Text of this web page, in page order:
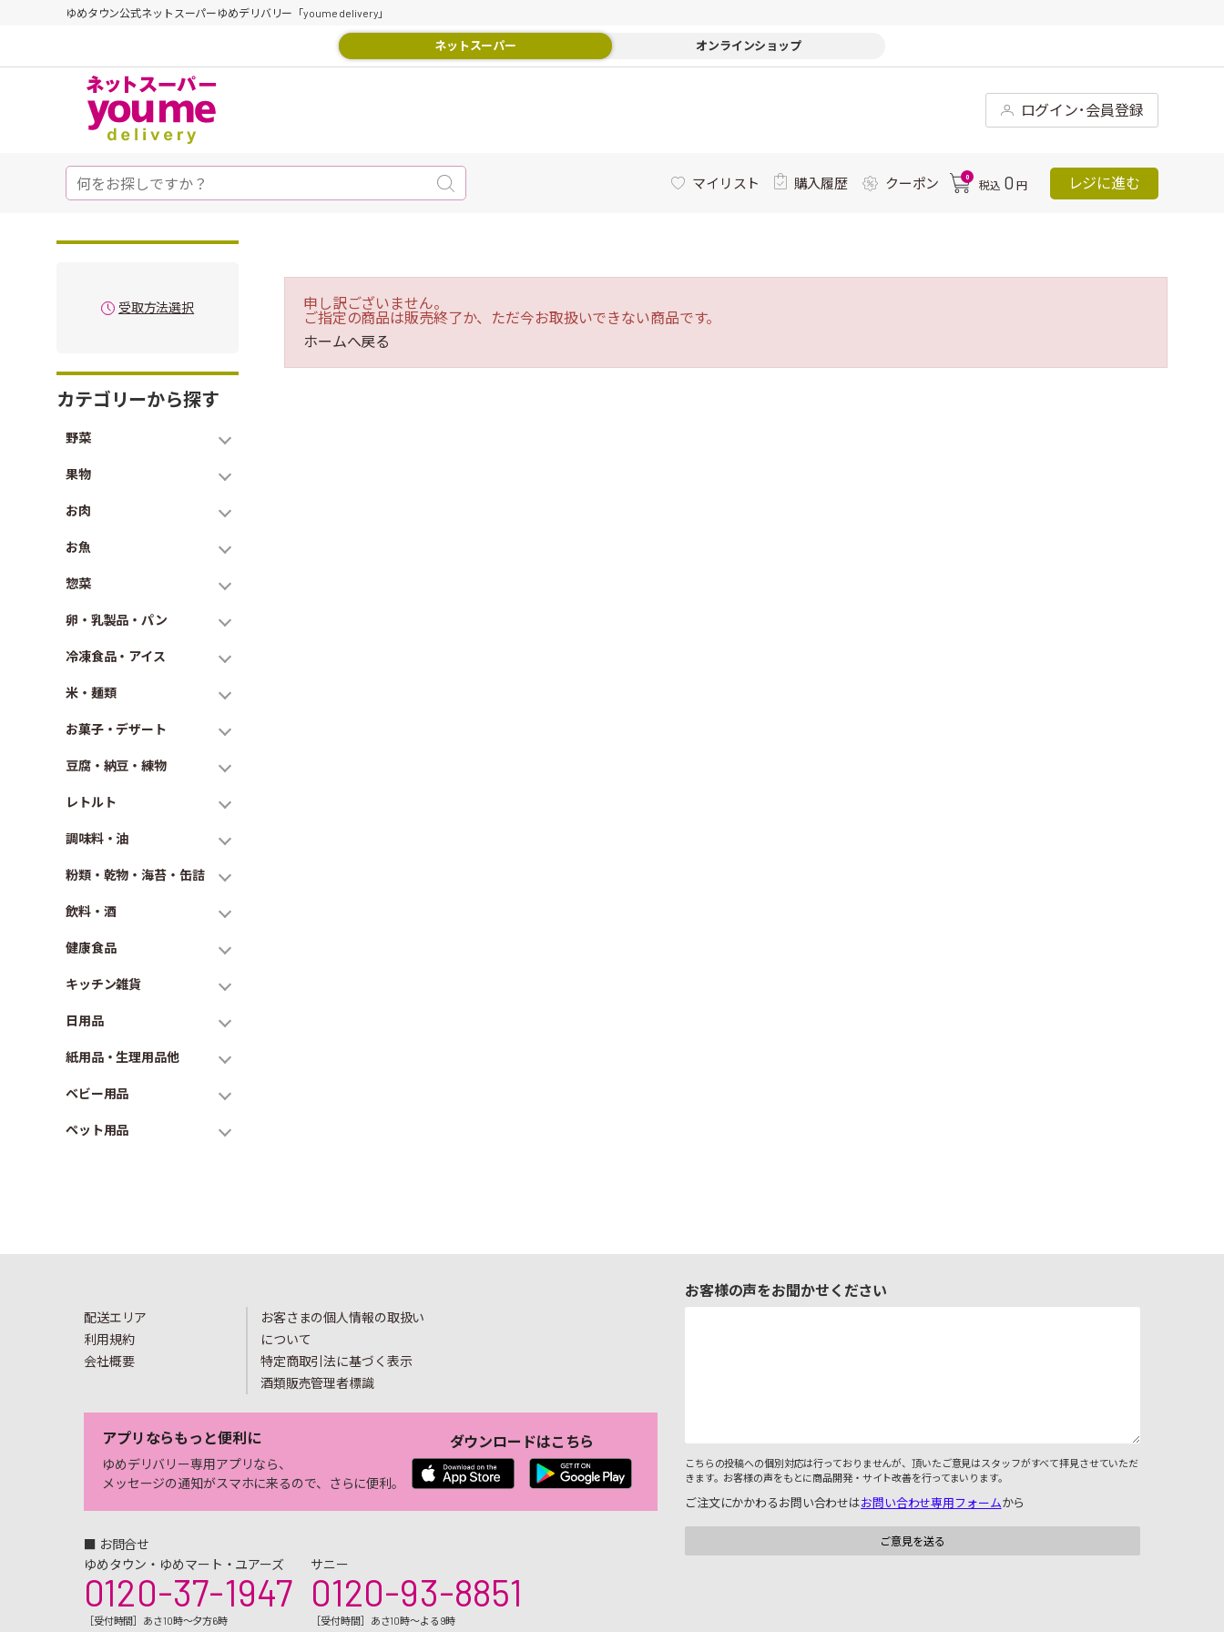
ゆめタウン公式ネットスーパーゆめデリバリー「youme delivery」
ネットスーパー オンラインショップ
ログイン･会員登録
マイリスト 購入履歴 クーポン 0
税込 0 円 レジに進む
受取方法選択
カテゴリーから探す
野菜
果物
お肉
お魚
惣菜
卵・乳製品・パン
冷凍食品・アイス
米・麺類
お菓子・デザート
豆腐・納豆・練物
レトルト
調味料・油
粉類・乾物・海苔・缶詰
飲料・酒
健康食品
キッチン雑貨
日用品
紙用品・生理用品他
ベビー用品
ペット用品
申し訳ございません。
ご指定の商品は販売終了か、ただ今お取扱いできない商品です。
ホームへ戻る
配送エリア
利用規約
会社概要
お客さまの個人情報の取扱い
について
特定商取引法に基づく表示
酒類販売管理者標識
アプリならもっと便利に
ゆめデリバリー専用アプリなら、
メッセージの通知がスマホに来るので、さらに便利。
ダウンロードはこちら
■ お問合せ
ゆめタウン・ゆめマート・ユアーズ
0120-37-1947
［受付時間］あさ10時～夕方6時
サニー
0120-93-8851
［受付時間］あさ10時～よる9時
お客様の声をお聞かせください
こちらの投稿への個別対応は行っておりませんが、頂いたご意見はスタッフがすべて拝見させていただ
きます。お客様の声をもとに商品開発・サイト改善を行ってまいります。
ご注文にかかわるお問い合わせはお問い合わせ専用フォームから